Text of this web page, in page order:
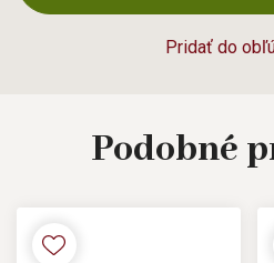
Pridať do
Podobné